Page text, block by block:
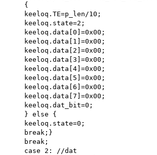
{
keeloq.TE=p_len/10;
keeloq.state=2;
keeloq.data[0]=0x00;
keeloq.data[1]=0x00;
keeloq.data[2]=0x00;
keeloq.data[3]=0x00;
keeloq.data[4]=0x00;
keeloq.data[5]=0x00;
keeloq.data[6]=0x00;
keeloq.data[7]=0x00;
keeloq.dat_bit=0;
} else {
keeloq.state=0;
break;}
break;
case 2: //dat